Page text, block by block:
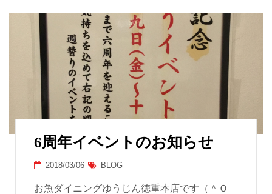
6周年イベントのお知らせ
2018/03/06 BLOG
お魚ダイニングゆうじん徳重本店です（＾Ｏ